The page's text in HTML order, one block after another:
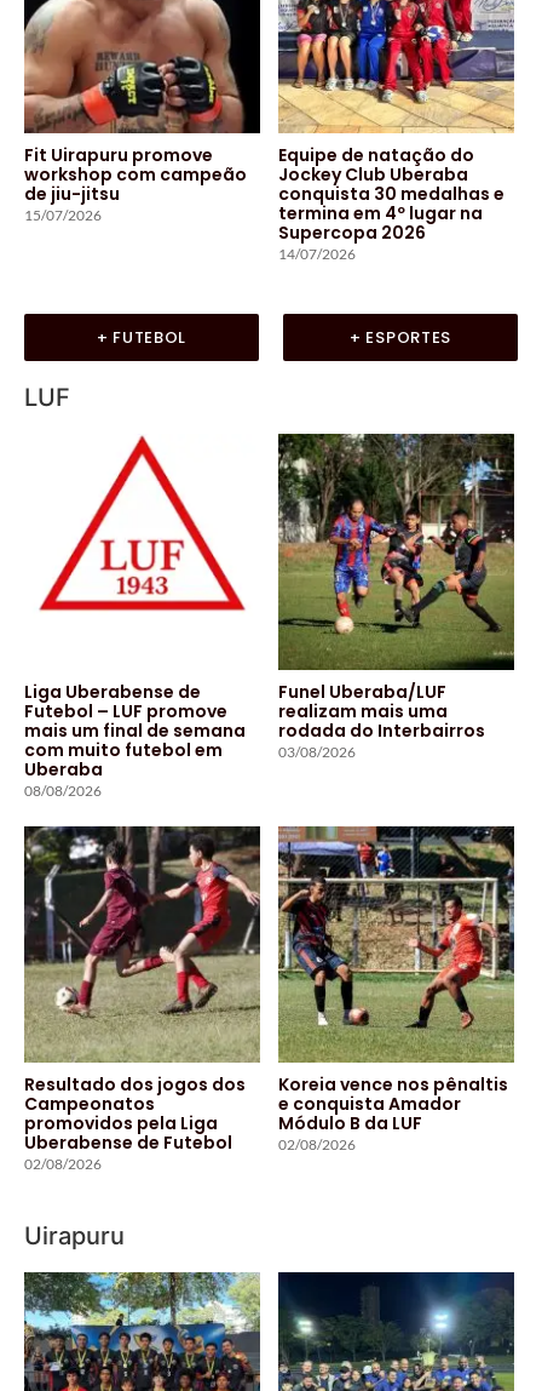
Fit Uirapuru promove
workshop com campeão
de jiu-jitsu
15/07/2026
Equipe de natação do
Jockey Club Uberaba
conquista 30 medalhas e
termina em 4º lugar na
Supercopa 2026
14/07/2026
+ FUTEBOL + ESPORTES
LUF
Liga Uberabense de
Futebol – LUF promove
mais um final de semana
com muito futebol em
Uberaba
08/08/2026
Funel Uberaba/LUF
realizam mais uma
rodada do Interbairros
03/08/2026
Resultado dos jogos dos
Campeonatos
promovidos pela Liga
Uberabense de Futebol
02/08/2026
Koreia vence nos pênaltis
e conquista Amador
Módulo B da LUF
02/08/2026
Uirapuru